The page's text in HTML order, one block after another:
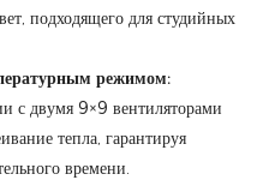
подходящего для студийных
режимом:
с двумя 9×9 вентиляторами
тепла, гарантируя
времени.